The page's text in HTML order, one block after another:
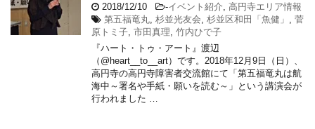
2018/12/10 -イベント紹介 高円寺エリア情報
第五福竜丸 杉並光友会 杉並区和田「魚健」
菅
原トミ子 市田真理 竹内ひで子
『ハート・トゥ・アート』渡辺
（@heart__to__art）です。2018年12月9日（日）、
高円寺の高円寺障害者交流館にて「第五福竜丸は航
海中～署名や手紙・願いを読む～」という講演会が
行われました …